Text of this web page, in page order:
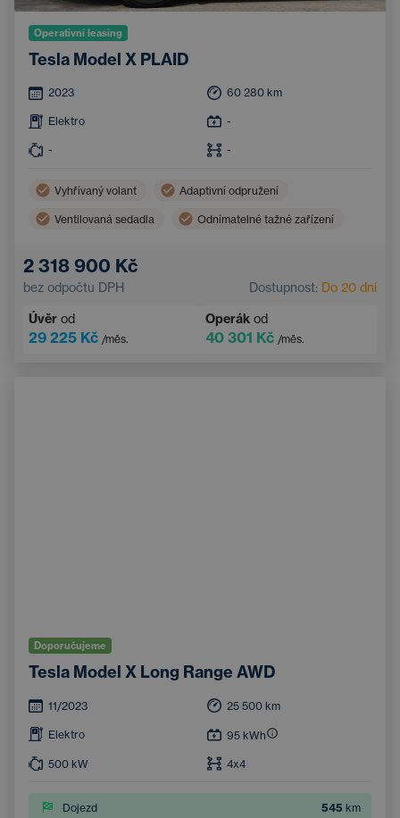
Operativní leasing
Tesla Model X PLAID
2023 60 280 km
Elektro -
- -
Vyhřívaný volant Adaptivní odpružení
Ventilovaná sedadla Odnímatelné tažné zařízení
2 318 900 Kč
bez odpočtu DPH Dostupnost: Do 20 dní
Úvěr od
29 225 Kč /měs.
Operák od
40 301 Kč /měs.
Doporučujeme
Tesla Model X Long Range AWD
11/2023 25 500 km
Elektro 95 kWh
500 kW 4x4
Dojezd 545 km